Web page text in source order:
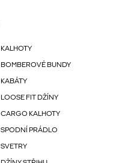
KALHOTY
BOMBEROVÉ BUNDY
KABÁTY
LOOSE FIT DŽÍNY
CARGO KALHOTY
SPODNÍ PRÁDLO
SVETRY